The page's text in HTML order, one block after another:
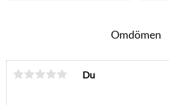
Omdömen
Du